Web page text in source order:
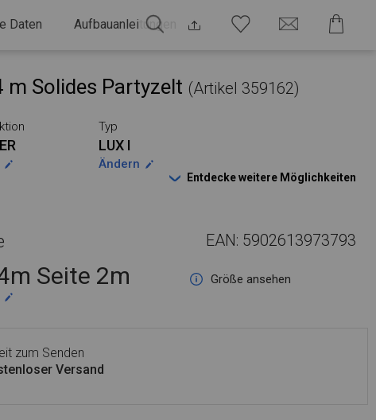
Daten Aufbauanleitungen
m Solides Partyzelt (Artikel 359162)
Typ
LUX I
Ändern
Entdecke weitere Möglichkeiten
EAN: 5902613973793
Seite 2m
Größe ansehen
zum Senden
Versand